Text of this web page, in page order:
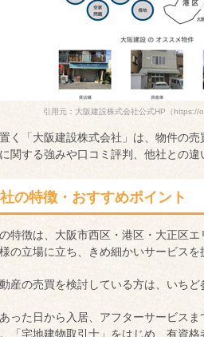
引用元：大阪建設株式会社公式HP （https://
く「大阪建設株式会社」は、物件の
関する強みや口コミ評判、他社との違
の特徴・おすすめポイント
特徴は、大阪市西区・港区・大正区
の立場に立ち、きめ細かいサービスを
産の売買を検討している方は、いちど
った日から入居、アフターサービス
「宅地建物取引士」をはじめ、有資